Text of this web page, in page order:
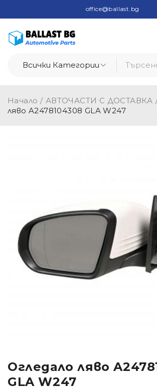
office@ballast.bg
Начало / АВТОЧАСТИ С ДОСТАВКА
ляво A2478104308 GLA W247
Огледало ляво
GLA W247